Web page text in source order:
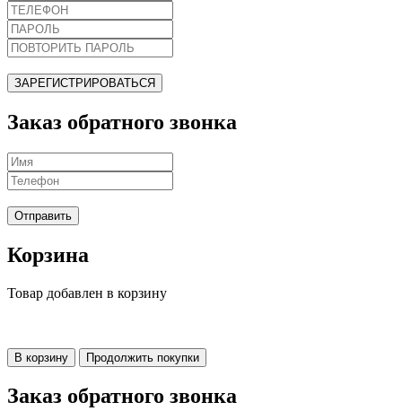
ЗАРЕГИСТРИРОВАТЬСЯ
Заказ обратного звонка
Отправить
Корзина
Товар добавлен в корзину
В корзину Продолжить покупки
Заказ обратного звонка